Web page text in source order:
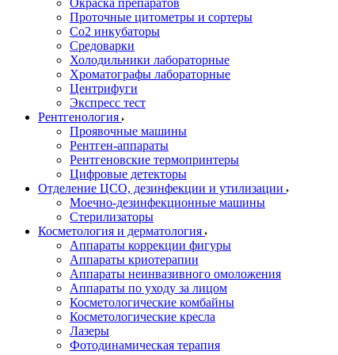
Окраска препаратов
Проточные цитометры и сортеры
Со2 инкубаторы
Средоварки
Холодильники лабораторные
Хроматографы лабораторные
Центрифуги
Экспресс тест
Рентгенология
Проявочные машины
Рентген-аппараты
Рентгеновские термопринтеры
Цифровые детекторы
Отделение ЦСО, дезинфекции и утилизации
Моечно-дезинфекционные машины
Стерилизаторы
Косметология и дерматология
Аппараты коррекции фигуры
Аппараты криотерапии
Аппараты неинвазивного омоложения
Аппараты по уходу за лицом
Косметологические комбайны
Косметологические кресла
Лазеры
Фотодинамическая терапия